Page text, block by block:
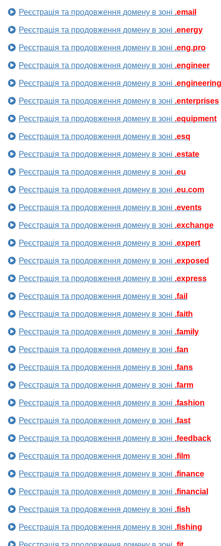
Реєстрація та продовження домену в зоні .email
Реєстрація та продовження домену в зоні .energy
Реєстрація та продовження домену в зоні .eng.pro
Реєстрація та продовження домену в зоні .engineer
Реєстрація та продовження домену в зоні .engineering
Реєстрація та продовження домену в зоні .enterprises
Реєстрація та продовження домену в зоні .equipment
Реєстрація та продовження домену в зоні .esq
Реєстрація та продовження домену в зоні .estate
Реєстрація та продовження домену в зоні .eu
Реєстрація та продовження домену в зоні .eu.com
Реєстрація та продовження домену в зоні .events
Реєстрація та продовження домену в зоні .exchange
Реєстрація та продовження домену в зоні .expert
Реєстрація та продовження домену в зоні .exposed
Реєстрація та продовження домену в зоні .express
Реєстрація та продовження домену в зоні .fail
Реєстрація та продовження домену в зоні .faith
Реєстрація та продовження домену в зоні .family
Реєстрація та продовження домену в зоні .fan
Реєстрація та продовження домену в зоні .fans
Реєстрація та продовження домену в зоні .farm
Реєстрація та продовження домену в зоні .fashion
Реєстрація та продовження домену в зоні .fast
Реєстрація та продовження домену в зоні .feedback
Реєстрація та продовження домену в зоні .film
Реєстрація та продовження домену в зоні .finance
Реєстрація та продовження домену в зоні .financial
Реєстрація та продовження домену в зоні .fish
Реєстрація та продовження домену в зоні .fishing